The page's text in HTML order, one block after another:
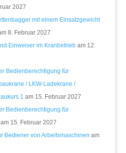
2027
mit einem Einsatzgewicht
8. Februar 2027
Einweiser im Kranbetriebam 12.
Bedienberechtigung für
/ LKW-Ladekrane /
1 am 15. Februar 2027
Bedienberechtigung für
15. Februar 2027
Bediener von Arbeitsmaschinen am